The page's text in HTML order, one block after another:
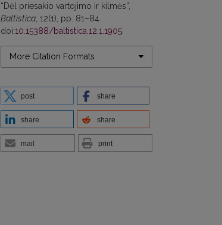
“Dėl priesakio vartojimo ir kilmės”,
Baltistica , 12(1), pp. 81–84.
doi:10.15388/baltistica.12.1.1905
More Citation Formats
post share
share share
mail print